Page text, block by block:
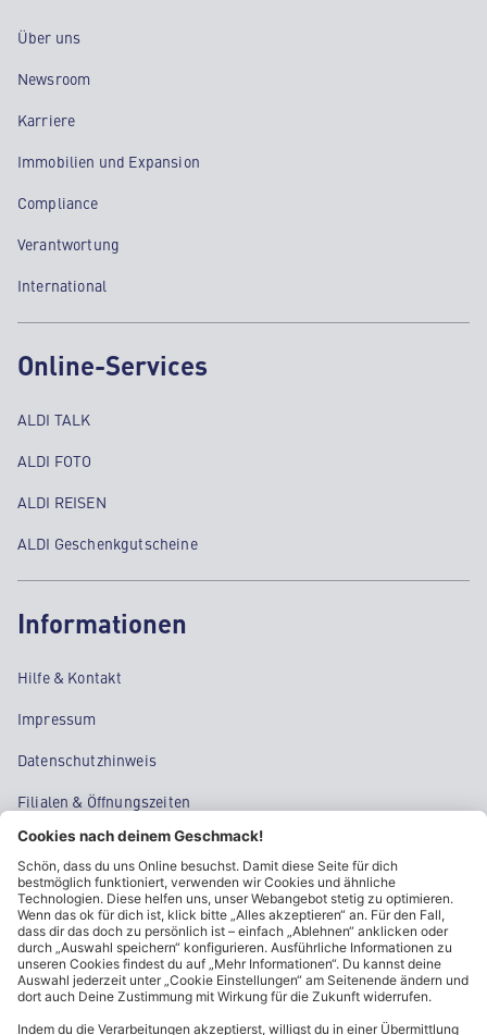
Über uns
Newsroom
Karriere
Immobilien und Expansion
Compliance
Verantwortung
International
Online-Services
ALDI TALK
ALDI FOTO
ALDI REISEN
ALDI Geschenkgutscheine
Informationen
Hilfe & Kontakt
Impressum
Datenschutzhinweis
Filialen & Öffnungszeiten
Kontakt
Cookie-Einstellungen
Kundeninformationen
ALDI Nord folgen